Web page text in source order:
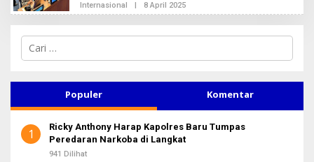
S
Internasional | 8 April 2025
L
E
H
D
K
2
C
i
n
u
k
Populer Komentar
1
Ricky Anthony Harap Kapolres Baru Tumpas
Peredaran Narkoba di Langkat
941 Dilihat